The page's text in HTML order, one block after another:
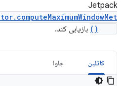
Jetpack
بازیابی کند.
کاتلین جاوا